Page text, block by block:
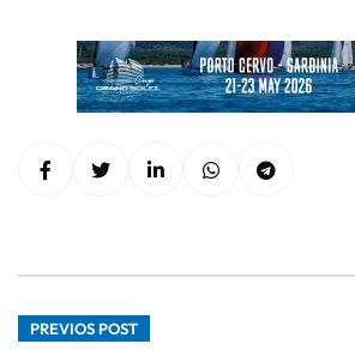
PREVIOS POST